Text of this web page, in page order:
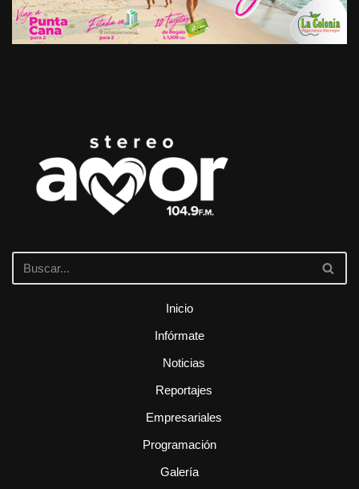
Inicio
Infórmate
Noticias
Reportajes
Empresariales
Programación
Galería